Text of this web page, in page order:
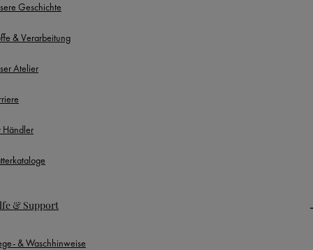
Geschichte
& Verarbeitung
Atelier
Händler
& Support
& Waschhinweise